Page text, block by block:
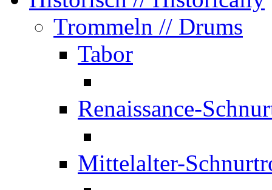
Trommeln // Drums
Tabor
Renaissance-
Mittelalter-